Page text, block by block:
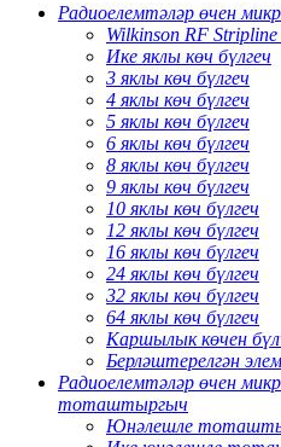
Радиоелемтәләр өчен
Wilkinson RF Stripline
Ике яклы көч бүлгеч
3 яклы көч бүлгеч
4 яклы көч бүлгеч
5 яклы көч бүлгеч
6 яклы көч бүлгеч
8 яклы көч бүлгеч
9 яклы көч бүлгеч
10 яклы көч бүлгеч
12 яклы көч бүлгеч
16 яклы көч бүлгеч
24 яклы көч бүлгеч
32 яклы көч бүлгеч
64 яклы көч бүлгеч
Каршылык көчен
Берләштерелгән
Радиоелемтәләр өчен
тоташтыргыч
Юнәлешле